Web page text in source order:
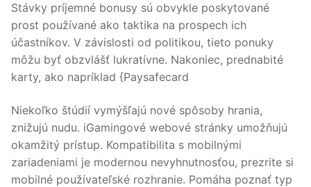
Stávky príjemné bonusy sú obvykle poskytované
prost používané ako taktika na prospech ich
účastníkov. V závislosti od politikou, tieto ponuky
môžu byť obzvlášť lukratívne. Nakoniec, prednabité
karty, ako napríklad {Paysafecard
Niekoľko štúdií vymýšľajú nové spôsoby hrania,
znižujú nudu. iGamingové webové stránky umožňujú
okamžitý prístup. Kompatibilita s mobilnými
zariadeniami je modernou nevyhnutnosťou, prezrite si
mobilné používateľské rozhranie. Pomáha poznať typ